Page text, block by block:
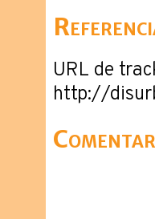
URL de
http://